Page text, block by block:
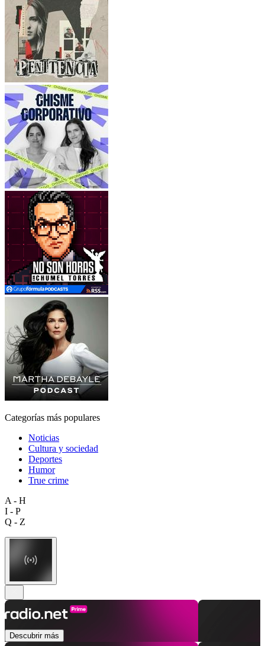
Categorías más populares
Noticias
Cultura y sociedad
Deportes
Humor
True crime
A - H
I - P
Q - Z
Descubrir más